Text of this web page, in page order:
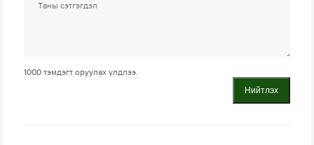
1000 тэмдэгт оруулах үлдлээ.
Нийтлэх